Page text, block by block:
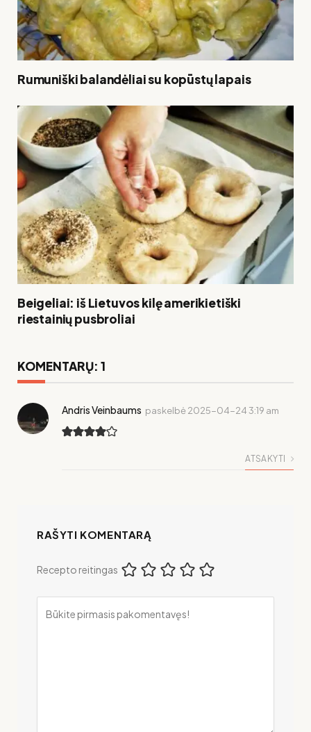
Rumuniški balandėliai su kopūstų lapais
Beigeliai: iš Lietuvos kilę amerikietiški
riestainių pusbroliai
KOMENTARŲ: 1
Andris Veinbaums paskelbė 2025-04-24 3:19 am
ATSAKYTI
RAŠYTI KOMENTARĄ
Recepto reitingas